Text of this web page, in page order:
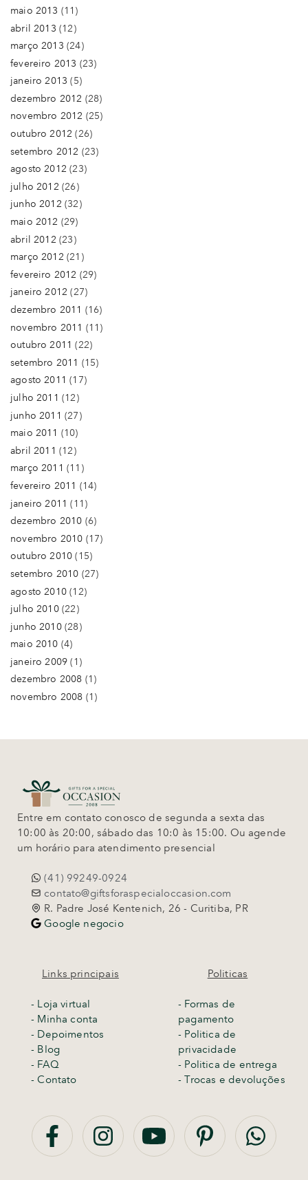
maio 2013 (11)
abril 2013 (12)
março 2013 (24)
fevereiro 2013 (23)
janeiro 2013 (5)
dezembro 2012 (28)
novembro 2012 (25)
outubro 2012 (26)
setembro 2012 (23)
agosto 2012 (23)
julho 2012 (26)
junho 2012 (32)
maio 2012 (29)
abril 2012 (23)
março 2012 (21)
fevereiro 2012 (29)
janeiro 2012 (27)
dezembro 2011 (16)
novembro 2011 (11)
outubro 2011 (22)
setembro 2011 (15)
agosto 2011 (17)
julho 2011 (12)
junho 2011 (27)
maio 2011 (10)
abril 2011 (12)
março 2011 (11)
fevereiro 2011 (14)
janeiro 2011 (11)
dezembro 2010 (6)
novembro 2010 (17)
outubro 2010 (15)
setembro 2010 (27)
agosto 2010(12)
julho 2010(22)
junho 2010(28)
maio 2010 (4)
janeiro 2009 (1)
dezembro 2008 (1)
novembro 2008 (1)
Entre em contato conosco de segunda a sexta das
10:00 às 20:00, sábado das 10:0 às 15:00. Ou agende
um horário para atendimento presencial
(41) 99249-0924
contato@giftsforaspecialoccasion.com
R. Padre José Kentenich, 26 - Curitiba, PR
Google negocio
Links principais
- Loja virtual
- Minha conta
- Depoimentos
- Blog
- FAQ
- Contato
Politicas
- Formas de
pagamento
- Politica de
privacidade
- Politica de entrega
-Trocas e devoluções